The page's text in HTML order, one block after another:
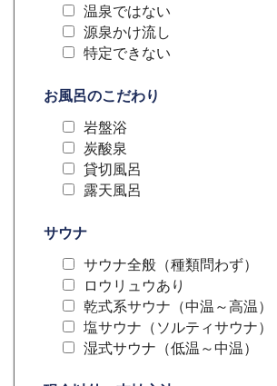
温泉ではない
源泉かけ流し
特定できない
お風呂のこだわり
岩盤浴
炭酸泉
貸切風呂
露天風呂
サウナ
サウナ全般（種類問わず）
ロウリュウあり
乾式系サウナ（中温～高温）
塩サウナ（ソルティサウナ）
湿式サウナ（低温～中温）